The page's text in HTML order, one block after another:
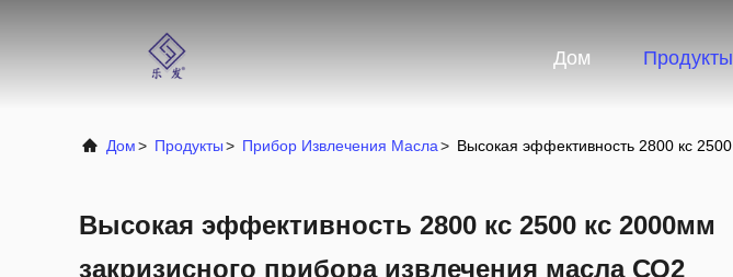
Дом Продукты
Дом> Продукты> Прибор Извлечения Масла> Высокая эффективность 2800 кс
Высокая эффективность 2800 кс 2500 кс 2000мм
закризисного прибора извлечения масла СО2